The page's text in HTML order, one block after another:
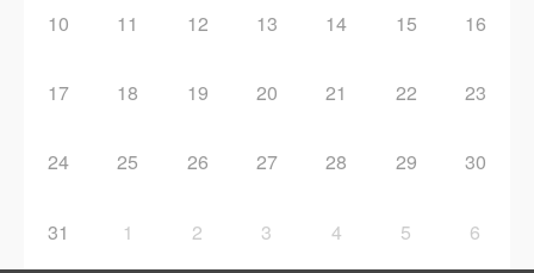
10 11 12 13 14 15 16
17 18 19 20 21 22 23
24 25 26 27 28 29 30
31 1 2 3 4 5 6